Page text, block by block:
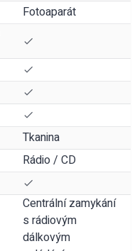
Fotoaparát
Tkanina
Rádio / CD
Centrální zamykání
s rádiovým
dálkovým